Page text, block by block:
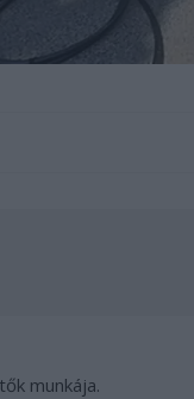
munkája.